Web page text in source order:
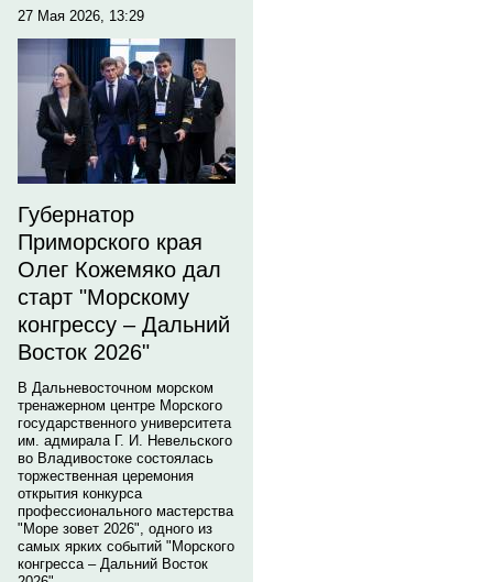
27 Мая 2026, 13:29
Губернатор
Приморского края
Олег Кожемяко дал
старт "Морскому
конгрессу – Дальний
Восток 2026"
В Дальневосточном морском
тренажерном центре Морского
государственного университета
им. адмирала Г. И. Невельского
во Владивостоке состоялась
торжественная церемония
открытия конкурса
профессионального мастерства
"Море зовет 2026", одного из
самых ярких событий "Морского
конгресса – Дальний Восток